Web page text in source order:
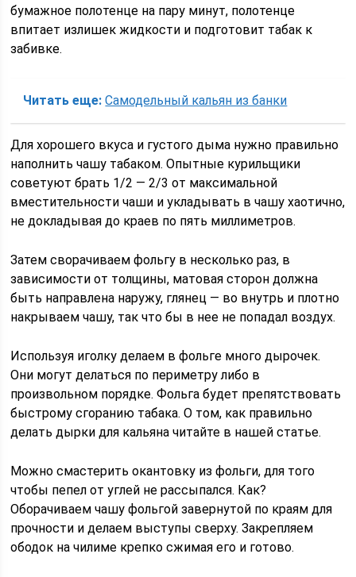
бумажное полотенце на пару минут, полотенце
впитает излишек жидкости и подготовит табак к
забивке.
Читать еще: Самодельный кальян из банки
Для хорошего вкуса и густого дыма нужно правильно
наполнить чашу табаком. Опытные курильщики
советуют брать 1/2 — 2/3 от максимальной
вместительности чаши и укладывать в чашу хаотично,
не докладывая до краев по пять миллиметров.
Затем сворачиваем фольгу в несколько раз, в
зависимости от толщины, матовая сторон должна
быть направлена наружу, глянец — во внутрь и плотно
накрываем чашу, так что бы в нее не попадал воздух.
Используя иголку делаем в фольге много дырочек.
Они могут делаться по периметру либо в
произвольном порядке. Фольга будет препятствовать
быстрому сгоранию табака. О том, как правильно
делать дырки для кальяна читайте в нашей статье.
Можно смастерить окантовку из фольги, для того
чтобы пепел от углей не рассыпался. Как?
Оборачиваем чашу фольгой завернутой по краям для
прочности и делаем выступы сверху. Закрепляем
ободок на чилиме крепко сжимая его и готово.